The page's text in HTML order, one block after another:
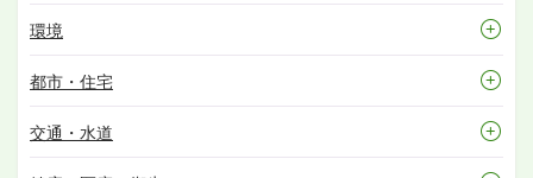
環境
都市・住宅
交通・水道